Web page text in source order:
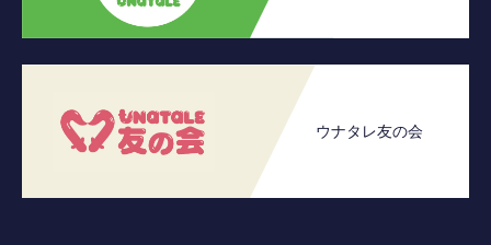
ウナタレ友の会